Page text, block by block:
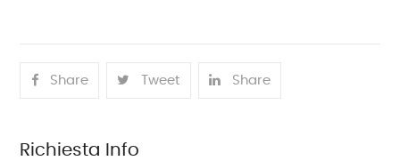
Share Tweet Share
Richiesta Info